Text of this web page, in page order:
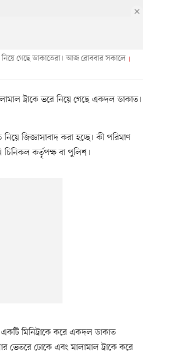
নিয়ে গেছে ডাকাতেরা। আজ রোববার সকালে
ট্রাকে ভরে নিয়ে গেছে একদল ডাকাত।
জিজ্ঞাসাবাদ করা হচ্ছে। কী পরিমাণ
চিনিকল কর্তৃপক্ষ বা পুলিশ।
মিনিট্রাকে করে একদল ডাকাত
ভেতরে ঢোকে এবং মালামাল ট্রাকে করে